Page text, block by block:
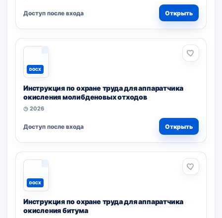
Доступ после входа Открыть
DOCX
Инструкция по охране труда для аппаратчика
окисления молибденовых отходов
◷ 2026
Доступ после входа Открыть
DOCX
Инструкция по охране труда для аппаратчика
окисления битума